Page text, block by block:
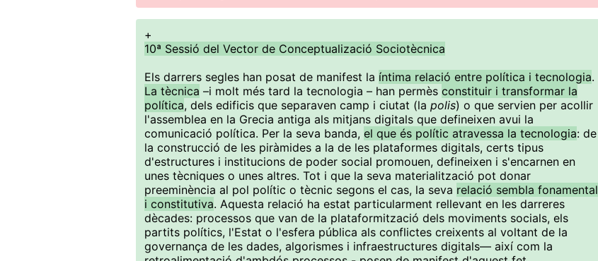
+
10ª Sessió del Vector de Conceptualizació Sociotècnica
Els darrers segles han posat de manifest la íntima relació entre política i tecnologia.
La tècnica –i molt més tard la tecnologia – han permès constituir i transformar la
política, dels edificis que separaven camp i ciutat (la polis) o que servien per acollir
l'assemblea en la Grecia antiga als mitjans digitals que defineixen avui la
comunicació política. Per la seva banda, el que és polític atravessa la tecnologia: de
la construcció de les piràmides a la de les plataformes digitals, certs tipus
d'estructures i institucions de poder social promouen, defineixen i s'encarnen en
unes tècniques o unes altres. Tot i que la seva materialització pot donar
preeminència al pol polític o tècnic segons el cas, la seva relació sembla fonamental
i constitutiva. Aquesta relació ha estat particularment rellevant en les darreres
dècades: processos que van de la plataformització dels moviments socials, els
partits polítics, l'Estat o l'esfera pública als conflictes creixents al voltant de la
governança de les dades, algorismes i infraestructures digitals— així com la